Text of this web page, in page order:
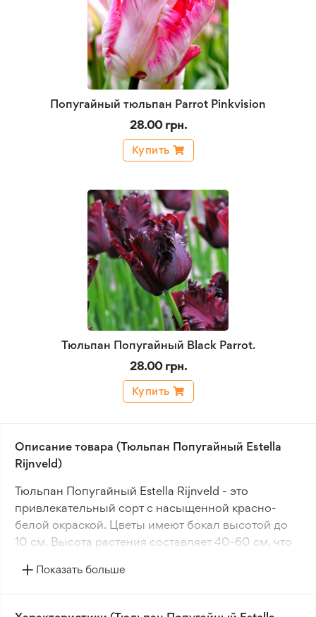
Попугайный тюльпан Parrot Pinkvision
28.00 грн.
Купить
Тюльпан Попугайный Black Parrot.
28.00 грн.
Купить
Описание товара (Тюльпан Попугайный Estella
Rijnveld)
Тюльпан Попугайный Estella Rijnveld - это
привлекательный сорт с насыщенной красно-
белой окраской. Цветы имеют бокал высотой до
10 см. Высота растения составляет 40-60 см, что
Запах у этого сорта отсутствует.
Показать больше